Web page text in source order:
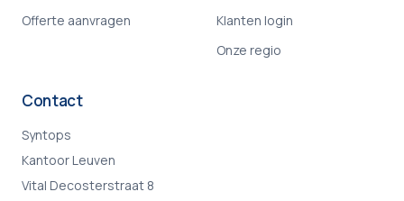
Offerte aanvragen
Klanten login
Onze regio
Contact
Syntops
Kantoor Leuven
Vital Decosterstraat 8